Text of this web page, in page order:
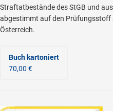
Straftatbestände des StGB und
abgestimmt auf den Prüfungsstoff
Österreich.
Buch kartoniert
70,00 €